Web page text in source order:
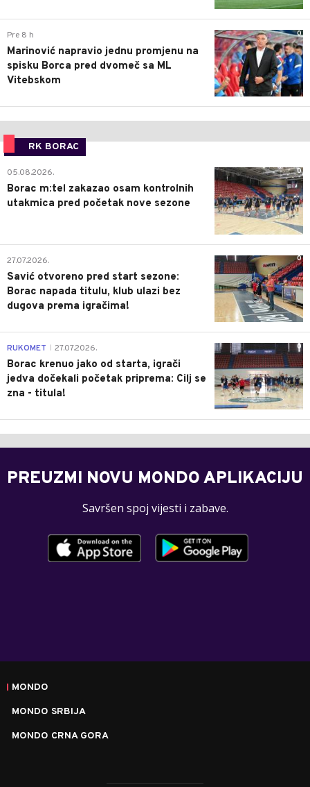
0
Pre 8 h
Marinović napravio jednu promjenu na
spisku Borca pred dvomeč sa ML
Vitebskom
RK BORAC
0
05.08.2026.
Borac m:tel zakazao osam kontrolnih
utakmica pred početak nove sezone
0
27.07.2026.
Savić otvoreno pred start sezone:
Borac napada titulu, klub ulazi bez
dugova prema igračima!
0
RUKOMET 27.07.2026.
Borac krenuo jako od starta, igrači
jedva dočekali početak priprema: Cilj se
zna - titula!
PREUZMI NOVU MONDO APLIKACIJU
Savršen spoj vijesti i zabave.
MONDO
MONDO SRBIJA
MONDO CRNA GORA